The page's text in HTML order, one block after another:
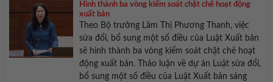
Hình thành ba vòng kiểm soát chặt chẽ hoạt động
xuất bản
Theo Bộ trưởng Lâm Thị Phương Thanh, việc
sửa đổi, bổ sung một số điều của Luật Xuất bản
sẽ hình thành ba vòng kiểm soát chặt chẽ hoạt
động xuất bản. Thảo luận về dự án Luật sửa đổi,
bổ sung một số điều của Luật Xuất bản sáng